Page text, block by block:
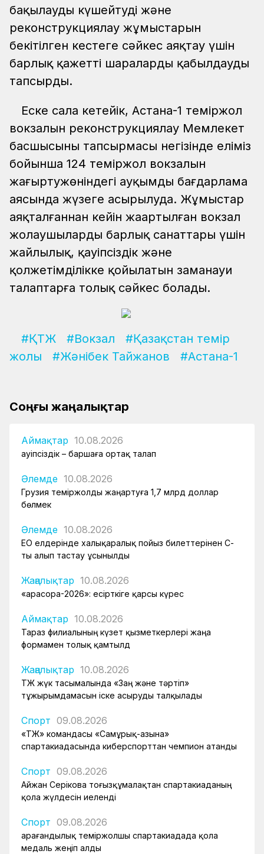
бақылауды күшейтуді және
реконструкциялау жұмыстарын
бекітілген кестеге сәйкес аяқтау үшін
барлық қажетті шараларды қабылдауды
тапсырды.
Еске сала кетейік, Астана-1 теміржол
вокзалын реконструкциялау Мемлекет
басшысының тапсырмасы негізінде еліміз
бойынша 124 теміржол вокзалын
жаңғыртужөніндегі ауқымды бағдарлама
аясында жүзеге асырылуда. Жұмыстар
аяқталғаннан кейін жаңартылған вокзал
жолаушылардың барлық санаттары үшін
жайлылық, қауіпсіздік және
қолжетімділікке қойылатын заманауи
талаптарға толық сәйкес болады.
#ҚТЖ #Вокзал
#Қазақстан темір
жолы
#Жәнібек Тайжанов #Астана-1
Соңғы жаңалықтар
Аймақтар 10.08.2026
Қауіпсіздік – баршаға ортақ талап
Әлемде 10.08.2026
Грузия теміржолды жаңартуға 1,7 млрд доллар
бөлмек
Әлемде 10.08.2026
ЕО елдерінде халықаралық пойыз билеттерінен ҚҚС-
ты алып тастау ұсынылды
Жаңалықтар 10.08.2026
«Қарасора-2026»: есірткіге қарсы күрес
Аймақтар 10.08.2026
Тараз филиалының күзет қызметкерлері жаңа
формамен толық қамтылд
Жаңалықтар 10.08.2026
ҚТЖ жүк тасымалында «Заң және тәртіп»
тұжырымдамасын іске асыруды талқылады
Спорт 09.08.2026
«ҚТЖ» командасы «Самұрық-Қазына»
спартакиадасында киберспорттан чемпион атанды
Спорт 09.08.2026
Айжан Серікова тоғызқұмалақтан спартакиаданың
қола жүлдесін иеленді
Спорт 09.08.2026
Қарағандылық теміржолшы спартакиадада қола
медаль жеңіп алды